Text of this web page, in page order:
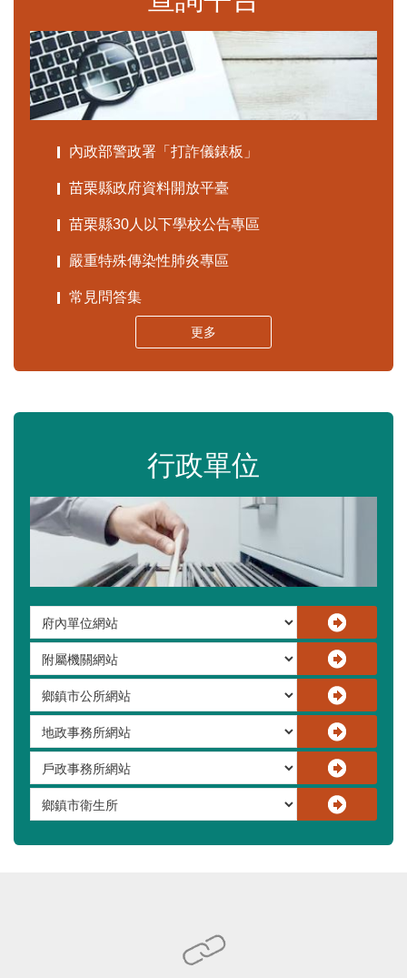
內政部警政署「打詐儀錶板」
苗栗縣政府資料開放平臺
苗栗縣30人以下學校公告專區
嚴重特殊傳染性肺炎專區
常見問答集
更多
行政單位